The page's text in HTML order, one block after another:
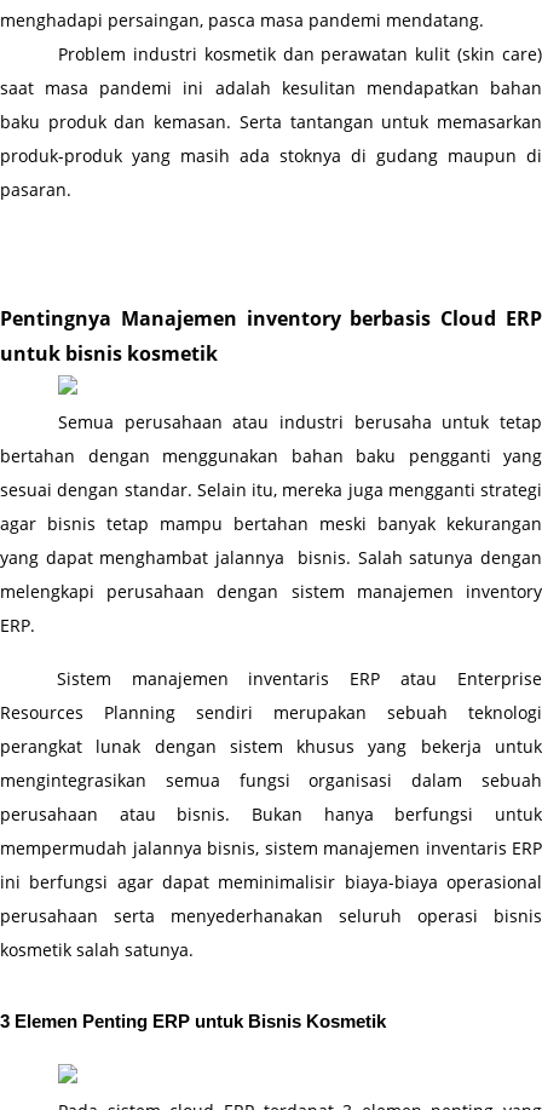
menghadapi persaingan, pasca masa pandemi mendatang.
Problem industri kosmetik dan perawatan kulit (skin care)
saat masa pandemi ini adalah kesulitan mendapatkan bahan
baku produk dan kemasan. Serta tantangan untuk memasarkan
produk-produk yang masih ada stoknya di gudang maupun di
pasaran.
Pentingnya Manajemen inventory berbasis Cloud ERP
untuk bisnis kosmetik
Semua perusahaan atau industri berusaha untuk tetap
bertahan dengan menggunakan bahan baku pengganti yang
sesuai dengan standar. Selain itu, mereka juga mengganti strategi
agar bisnis tetap mampu bertahan meski banyak kekurangan
yang dapat menghambat jalannya  bisnis. Salah satunya dengan
melengkapi perusahaan dengan sistem manajemen inventory
ERP.
Sistem manajemen inventaris ERP atau Enterprise
Resources Planning sendiri merupakan sebuah teknologi
perangkat lunak dengan sistem khusus yang bekerja untuk
mengintegrasikan semua fungsi organisasi dalam sebuah
perusahaan atau bisnis. Bukan hanya berfungsi untuk
mempermudah jalannya bisnis, sistem manajemen inventaris ERP
ini berfungsi agar dapat meminimalisir biaya-biaya operasional
perusahaan serta menyederhanakan seluruh operasi bisnis
kosmetik salah satunya.
3 Elemen Penting ERP untuk Bisnis Kosmetik